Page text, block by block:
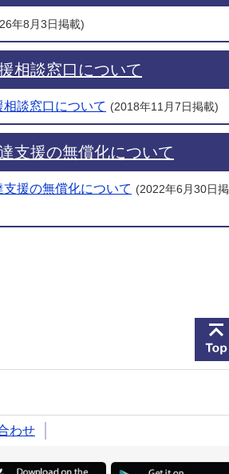
年8月3日掲載)
相談窓口について
談窓口について (2018年11月7日掲載)
支援の無償化について
援の無償化について (2022年6月30日掲
わせ